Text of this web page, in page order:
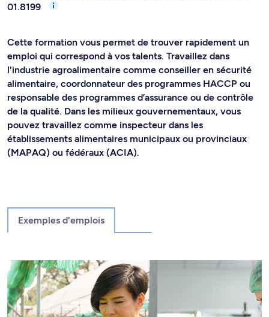
01.8199
Cette formation vous permet de trouver rapidement un
emploi qui correspond à vos talents. Travaillez dans
l'industrie agroalimentaire comme conseiller en sécurité
alimentaire, coordonnateur des programmes HACCP ou
responsable des programmes d’assurance ou de contrôle
de la qualité. Dans les milieux gouvernementaux, vous
pouvez travaillez comme inspecteur dans les
établissements alimentaires municipaux ou provinciaux
(MAPAQ) ou fédéraux (ACIA).
Exemples d'emplois